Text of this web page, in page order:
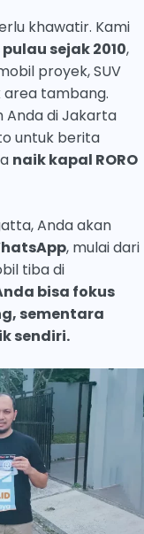
khawatir. Kami
sejak 2010,
proyek, SUV
area tambang.
Anda di Jakarta
untuk berita
naik kapal RORO
Anda akan
, mulai dari
tiba di
bisa fokus
sementara
sendiri.